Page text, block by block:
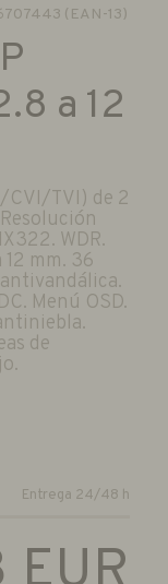
(EAN-13)
a 12
CVI/TVI) de 2
WDR.
mm. 36
Menú OSD.
de
Entrega 24/48 h